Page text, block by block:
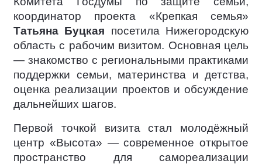
координатор проекта «Крепкая семья»
Татьяна Буцкая посетила Нижегородскую
область с рабочим визитом. Основная цель
— знакомство с региональными практиками
поддержки семьи, материнства и детства,
оценка реализации проектов и обсуждение
дальнейших шагов.
Первой точкой визита стал молодёжный
центр «Высота» — современное открытое
пространство для самореализации